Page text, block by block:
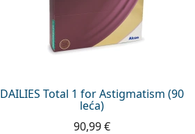
DAILIES Total 1 for Astigmatism (90
leća)
90,99 €